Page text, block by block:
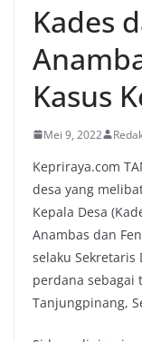
Kades
Kasus
Mei 9, 2022
Kepriraya.com
desa yang
Kepala Desa
Anambas dan
selaku Sekretaris
perdana sebagai
Tanjungpinang,